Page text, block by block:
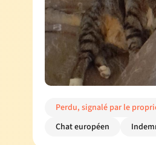
Perdu, signalé par le
Chat européen